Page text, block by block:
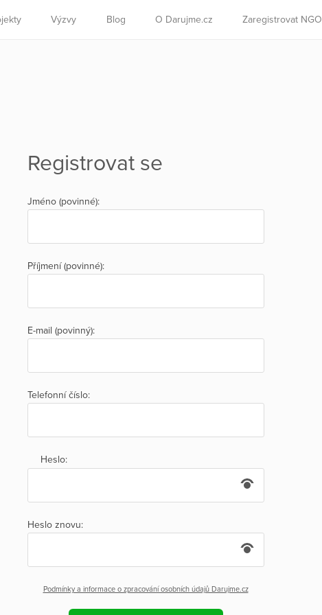
Výzvy Blog O Darujme.cz Zaregistrovat NGO
Registrovat se
Jméno (povinné):
Příjmení (povinné):
E-mail (povinný):
Telefonní číslo:
Heslo:
Heslo znovu:
Podmínky a informace o zpracování osobních údajů Darujme.cz